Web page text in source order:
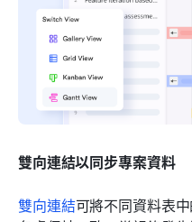
雙向連結以同步專案資料
雙向連結可將不同資料表